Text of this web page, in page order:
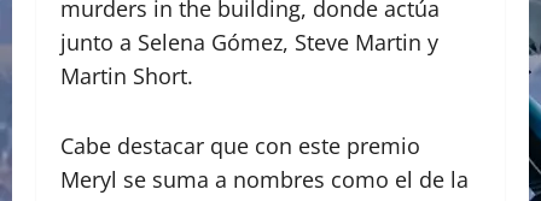
murders in the building, donde actúa
junto a Selena Gómez, Steve Martin y
Martin Short.
Cabe destacar que con este premio
Meryl se suma a nombres como el de la